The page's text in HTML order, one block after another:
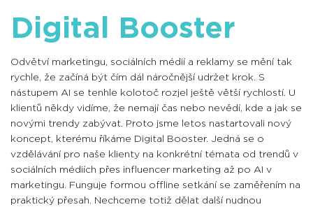
Digital Booster
Odvětví marketingu, sociálních médií a reklamy se mění tak
rychle, že začíná být čím dál náročnější udržet krok. S
nástupem AI se tenhle kolotoč rozjel ještě větší rychlostí. U
klientů někdy vidíme, že nemají čas nebo nevědí, kde a jak se
novými trendy zabývat. Proto jsme letos nastartovali nový
koncept, kterému říkáme Digital Booster. Jedná se o
vzdělávání pro naše klienty na konkrétní témata od trendů v
sociálních médiích přes influencer marketing až po AI v
marketingu. Funguje formou offline setkání se zaměřením na
praktický přesah. Nechceme totiž dělat další nudnou